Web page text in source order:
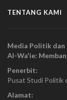
TENTANG KAMI
Media Politik dan
Al-Wa'ie:
Penerbit:
Pusat Studi Politik
Alamat: